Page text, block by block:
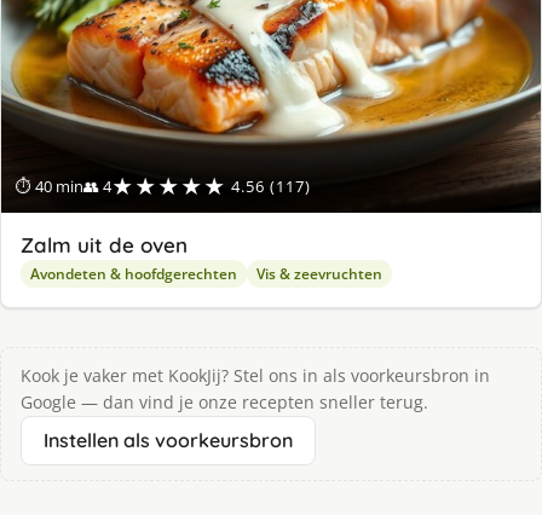
⏱ 40 min👥 4★★★★★ 4.56 (117)
Zalm uit de oven
Avondeten & hoofdgerechten Vis & zeevruchten
Kook je vaker met KookJij? Stel ons in als voorkeursbron in
Google — dan vind je onze recepten sneller terug.
Instellen als voorkeursbron